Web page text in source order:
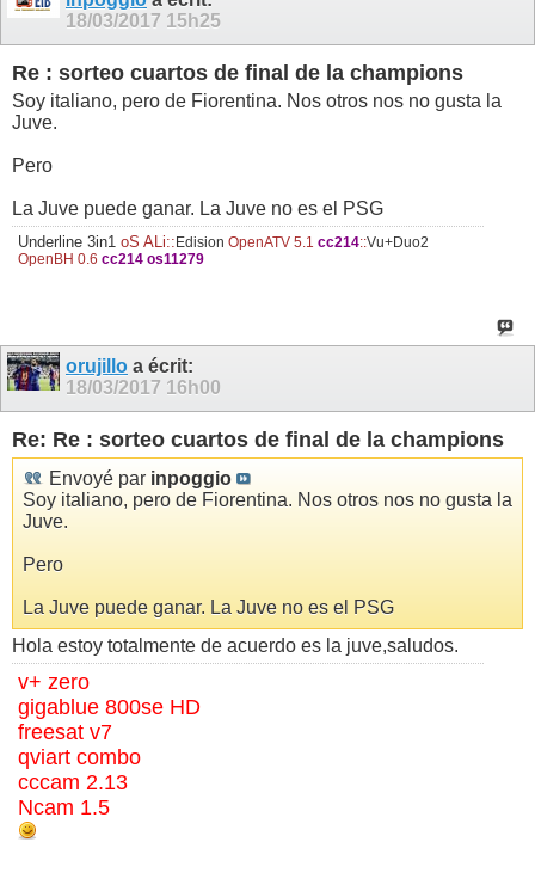
18/03/2017 15h25
Re : sorteo cuartos de final de la champions
Soy italiano, pero de Fiorentina. Nos otros nos no gusta la
Juve.
Pero
La Juve puede ganar. La Juve no es el PSG
Underline 3in1 oS ALi::Edision OpenATV 5.1 cc214::Vu+Duo2
OpenBH 0.6 cc214 os11279
orujillo a écrit:
18/03/2017 16h00
Re: Re : sorteo cuartos de final de la champions
Envoyé par inpoggio
Soy italiano, pero de Fiorentina. Nos otros nos no gusta la
Juve.
Pero
La Juve puede ganar. La Juve no es el PSG
Hola estoy totalmente de acuerdo es la juve,saludos.
v+ zero
gigablue 800se HD
freesat v7
qviart combo
cccam 2.13
Ncam 1.5